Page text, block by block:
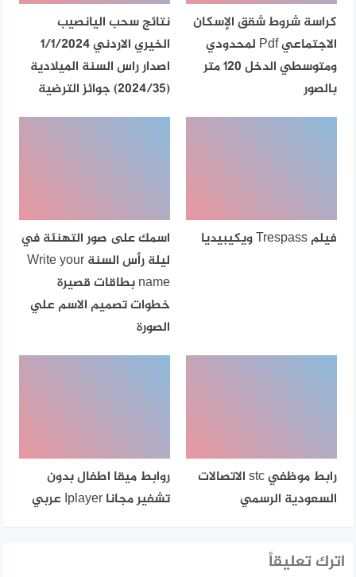
كراسة شروط شقق الإسكان
الاجتماعي Pdf لمحدودي
ومتوسطي الدخل 120 متر
بالصور
نتائج سحب اليانصيب
الخيري الاردني 1/1/2024
اصدار راس السنة الميلادية
(2024/35) جوائز الترضية
فيلم Trespass ويكيبيديا
اسمك على صور التهنئة في
ليلة رأس السنة Write your
name بطاقات قصيرة
خطوات تصميم الاسم علي
الصورة
رابط موظفي stc الاتصالات
السعودية الرسمي
روابط ميقا اطفال بدون
تشفير مجانا Iplayer عربي
اترك تعليقاً